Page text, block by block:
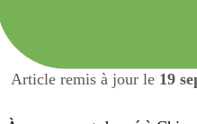
Article remis à jour le 19